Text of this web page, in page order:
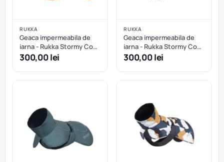
RUKKA
Geaca impermeabila de
iarna - Rukka Stormy Coat
- Abricot - 30 cm
300,00 lei
RUKKA
Geaca impermeabila de
iarna - Rukka Stormy Coat
- Dark Agave - 25 cm
300,00 lei